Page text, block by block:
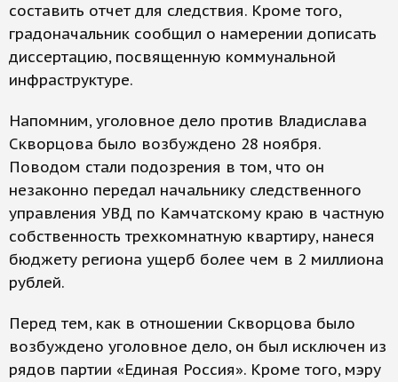
составить отчет для следствия. Кроме того,
градоначальник сообщил о намерении дописать
диссертацию, посвященную коммунальной
инфраструктуре.
Напомним, уголовное дело против Владислава
Скворцова было возбуждено 28 ноября.
Поводом стали подозрения в том, что он
незаконно передал начальнику следственного
управления УВД по Камчатскому краю в частную
собственность трехкомнатную квартиру, нанеся
бюджету региона ущерб более чем в 2 миллиона
рублей.
Перед тем, как в отношении Скворцова было
возбуждено уголовное дело, он был исключен из
рядов партии «Единая Россия». Кроме того, мэру